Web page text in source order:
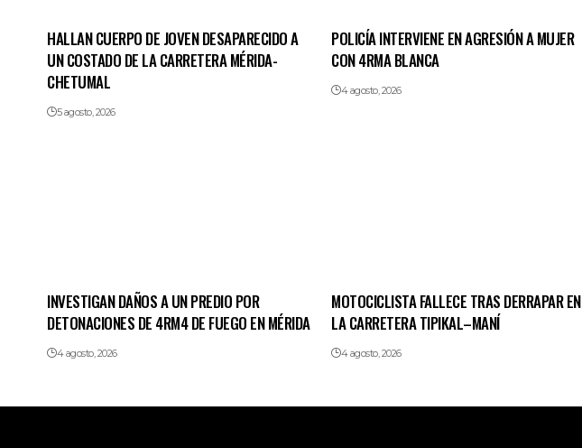
HALLAN CUERPO DE JOVEN DESAPARECIDO A
UN COSTADO DE LA CARRETERA MÉRIDA-
CHETUMAL
5 agosto, 2026
POLICÍA INTERVIENE EN AGRESIÓN A MUJER
CON 4RMA BLANCA
4 agosto, 2026
INVESTIGAN DAÑOS A UN PREDIO POR
DETONACIONES DE 4RM4 DE FUEGO EN MÉRIDA
4 agosto, 2026
MOTOCICLISTA FALLECE TRAS DERRAPAR EN
LA CARRETERA TIPIKAL–MANÍ
4 agosto, 2026